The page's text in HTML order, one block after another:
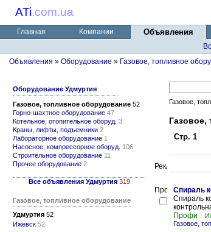
ATi.com.ua
Главная Компании Объявления
Объявления » Оборудование » Газовое, топливное
Оборудование Удмуртия
Газовое, топливное оборудование 52
Горно-шахтное оборудование 47
Котельное, отопительное оборуд. 3
Краны, лифты, подъемники 2
Лабораторное оборудование 1
Насосное, компрессорное оборуд. 106
Строительное оборудование 11
Прочее оборудование 2
Все объявления Удмуртия 319
Газовое, топливное оборудование
Удмуртия 52
Ижевск 52
Газовое,
Газовое,
Стр. 1
Спираль
Спираль
Профи
Газовое,